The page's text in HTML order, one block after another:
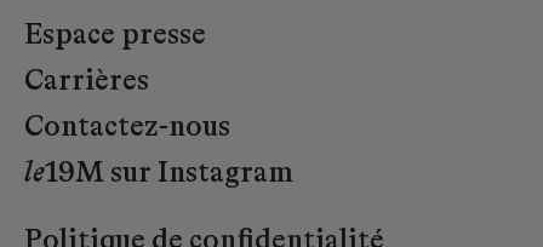
Espace presse
Carrières
Contactez-nous
le19M sur Instagram